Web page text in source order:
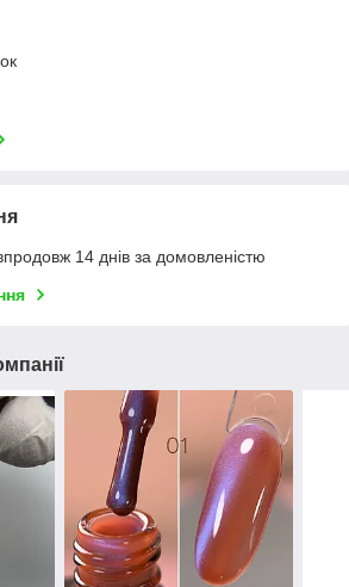
14 днів за домовленістю